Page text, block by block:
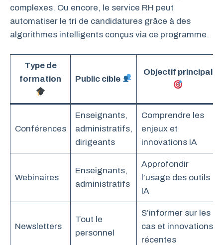
complexes. Ou encore, le service RH peut
automatiser le tri de candidatures grâce à des
algorithmes intelligents conçus via ce programme.
Type de
formation
Public cible
Objectif principal
Conférences
Enseignants,
administratifs,
dirigeants
Comprendre les
enjeux et
innovations IA
Webinaires
Enseignants,
administratifs
Approfondir
l’usage des outils
IA
Newsletters
Tout le
personnel
S’informer sur les
cas et innovations
récentes